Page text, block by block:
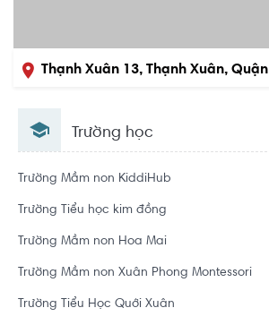
Thạnh Xuân 13, Thạnh Xuân, Quận
Trường học
Trường Mầm non KiddiHub
Trường Tiểu học kim đồng
Trường Mầm non Hoa Mai
Trường Mầm non Xuân Phong Montessori
Trường Tiểu Học Quới Xuân